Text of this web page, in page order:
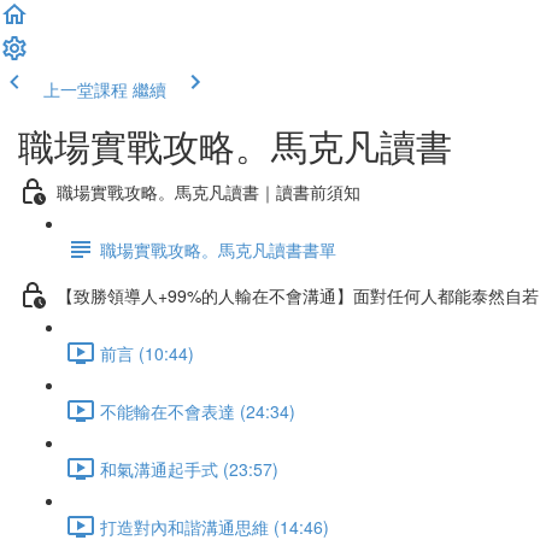
上一堂課程 繼續
職場實戰攻略。馬克凡讀書
職場實戰攻略。馬克凡讀書｜讀書前須知
職場實戰攻略。馬克凡讀書書單
【致勝領導人+99%的人輸在不會溝通】面對任何人都能泰然自
前言 (10:44)
不能輸在不會表達 (24:34)
和氣溝通起手式 (23:57)
打造對內和諧溝通思維 (14:46)